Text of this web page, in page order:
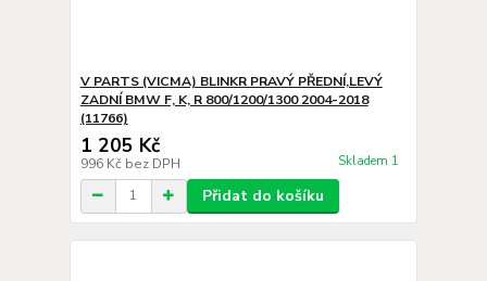
V PARTS (VICMA) BLINKR PRAVÝ PŘEDNÍ,LEVÝ
ZADNÍ BMW F, K, R 800/1200/1300 2004-2018
(11766)
1 205 Kč
996 Kč bez DPH Skladem 1
Přidat do košíku